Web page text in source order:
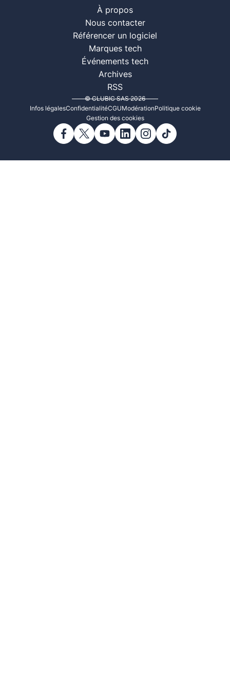
À propos
Nous contacter
Référencer un logiciel
Marques tech
Événements tech
Archives
RSS
© CLUBIC SAS 2026
Infos légalesConfidentialitéCGUModérationPolitique cookie
Gestion des cookies